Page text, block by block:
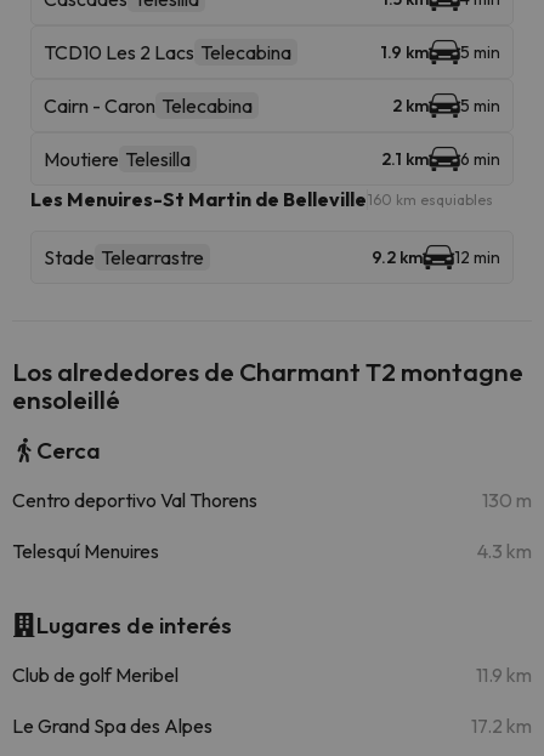
TCD10 Les 2 Lacs Telecabina 1.9 km 5 min
Cairn - Caron Telecabina 2 km 5 min
Moutiere Telesilla 2.1 km 6 min
Les Menuires-St Martin de Belleville160 km esquiables
Stade Telearrastre 9.2 km 12 min
Los alrededores de Charmant T2 montagne
ensoleillé
Cerca
Centro deportivo Val Thorens 130 m
Telesquí Menuires 4.3 km
Lugares de interés
Club de golf Meribel 11.9 km
Le Grand Spa des Alpes 17.2 km